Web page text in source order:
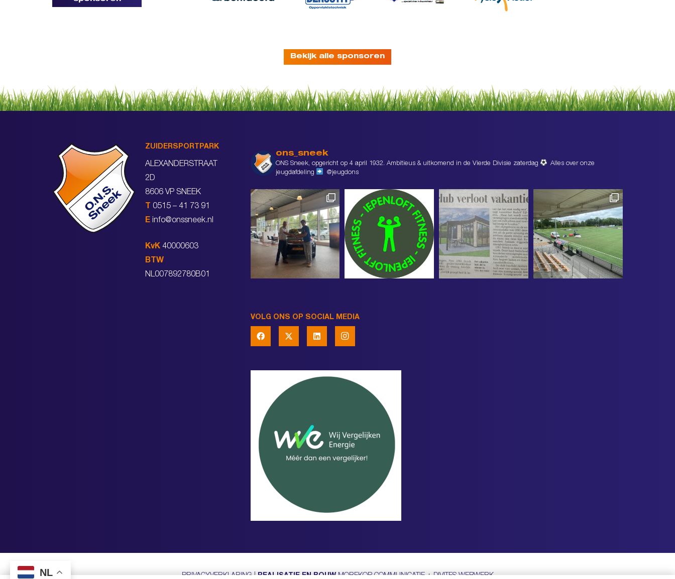
Bekijk alle sponsoren
ZUIDERSPORTPARK
ALEXANDERSTRAAT
2D
8606 VP SNEEK
T 0515 – 41 73 91
E info@onssneek.nl
KvK 40000603
BTW
NL007892780B01
ons_sneek
ONS Sneek, opgericht op 4 april 1932. Ambitieus & uitkomend in de Vierde Divisie zaterdag
Alles over onze
jeugdafdeling
@jeugdons
VOLG ONS OP SOCIAL MEDIA
PRIVACYVERKLARING| REALISATIE EN BOUWMOREKOP COMMUNICATIE+DIVITES WEBWERK
NL